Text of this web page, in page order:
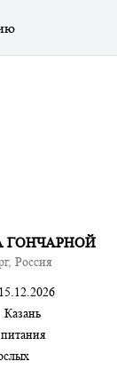
ГОНЧАРНОЙ
Россия
15.12.2026
Казань